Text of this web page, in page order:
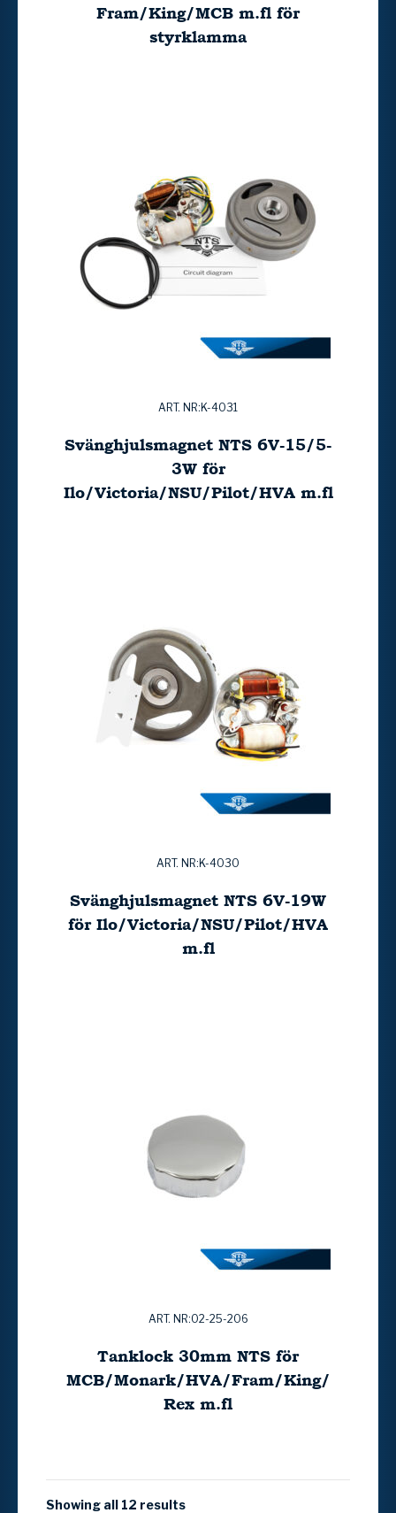
Fram/King/MCB m.fl för
styrklamma
ART. NR:K-4031
Svänghjulsmagnet NTS 6V-15/5-
3W för
Ilo/Victoria/NSU/Pilot/HVA m.fl
ART. NR:K-4030
Svänghjulsmagnet NTS 6V-19W
för Ilo/Victoria/NSU/Pilot/HVA
m.fl
ART. NR:02-25-206
Tanklock 30mm NTS för
MCB/Monark/HVA/Fram/King/
Rex m.fl
Showing all 12 results